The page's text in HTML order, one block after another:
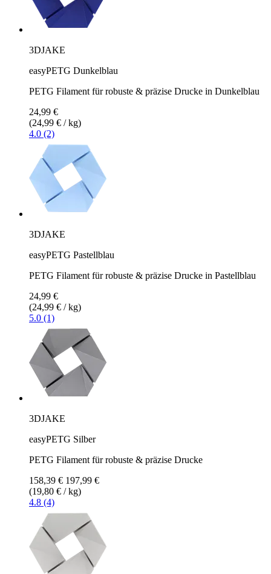
3DJAKE
easyPETG Dunkelblau
PETG Filament für robuste & präzise Drucke in Dunkelblau
24,99 €
(24,99 € / kg)
4.0 (2)
3DJAKE
easyPETG Pastellblau
PETG Filament für robuste & präzise Drucke in Pastellblau
24,99 €
(24,99 € / kg)
5.0 (1)
3DJAKE
easyPETG Silber
PETG Filament für robuste & präzise Drucke
158,39 € 197,99 €
(19,80 € / kg)
4.8 (4)